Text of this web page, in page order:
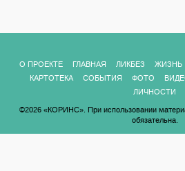
О ПРОЕКТЕ ГЛАВНАЯ ЛИКБЕЗ ЖИЗНЬ
КАРТОТЕКА
СОБЫТИЯ ФОТО
ЛИЧНОСТИ
©2026 «КОРИНС». При использовании
обязательна.